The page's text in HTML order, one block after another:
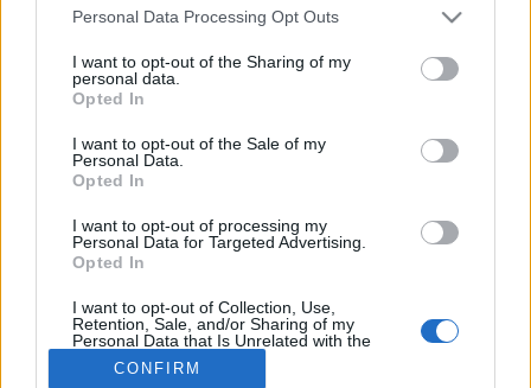
Please note that this website/app uses one or more Google
not limited to your visit or usage behaviour. You may click to
grant or deny consent to Google and its third-party tags to
use your data for below specified purposes in below Google
consent section.
Personal Data Processing Opt Outs
I want to opt-out of the Sharing of my
personal data.
Opted In
I want to opt-out of the Sale of my
Personal Data.
Opted In
I want to opt-out of processing my
Personal Data for Targeted Advertising.
Opted In
I want to opt-out of Collection, Use,
Retention, Sale, and/or Sharing of my
Personal Data that Is Unrelated with the
Purposes for which it was collected.
Opted Out
CONFIRM
Nyár